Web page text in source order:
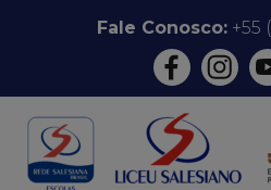
conteúdo
Fale Conosco:+55